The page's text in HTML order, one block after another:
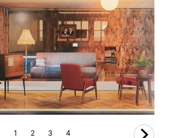
1 2 3 4